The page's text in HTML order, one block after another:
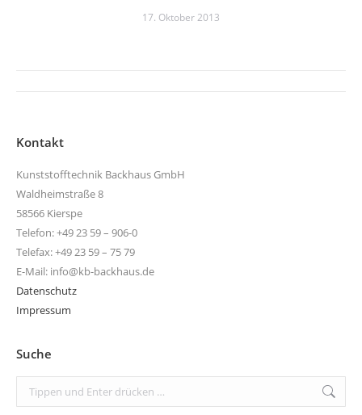
17. Oktober 2013
Kommentarnavigation
Kontakt
Kunststofftechnik Backhaus GmbH
Waldheimstraße 8
58566 Kierspe
Telefon: +49 23 59 – 906-0
Telefax: +49 23 59 – 75 79
E-Mail: info@kb-backhaus.de
Datenschutz
Impressum
Suche
Search: